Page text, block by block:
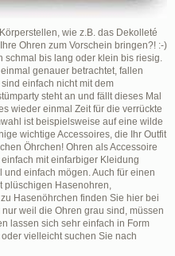
wie z.B. das Dekolleté
Ohren zum Vorschein bringen?! :-)
schmal bis lang oder klein bis riesig.
genauer betrachtet, fallen
einfach nicht mit dem
steht an und fällt dieses Mal
wieder einmal Zeit für die verrückte
ist beispielsweise auf eine wilde
wichtige Accessoires, die Ihr Outfit
Öhrchen! Ohren als Accessoire
mit einfarbiger Kleidung
einfach mögen. Auch für einen
plüschigen Hasenohren,
Hasenöhrchen finden Sie hier bei
weil die Ohren grau sind, müssen
lassen sich sehr einfach in Form
vielleicht suchen Sie nach